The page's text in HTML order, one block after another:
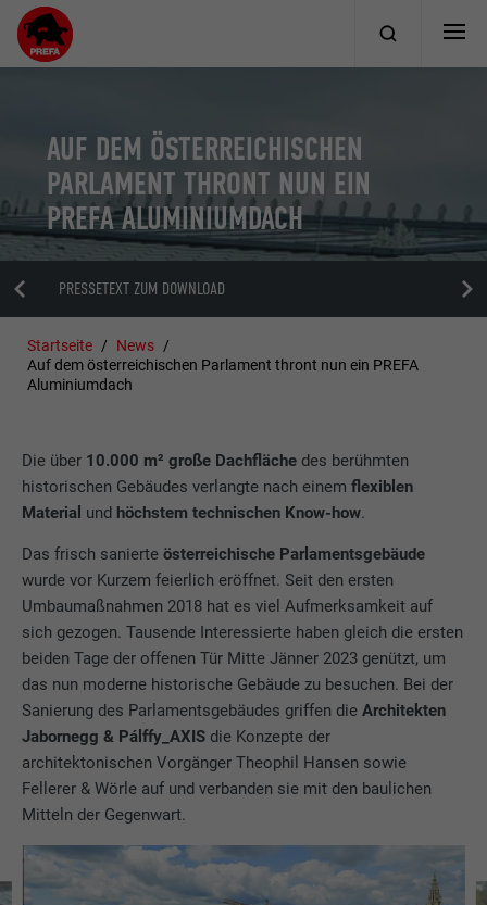
AUF DEM ÖSTERREICHISCHEN
PARLAMENT THRONT NUN EIN
PREFA ALUMINIUMDACH
PRESSETEXT ZUM DOWNLOAD
Startseite
News
Auf dem österreichischen Parlament thront nun ein PREFA
Aluminiumdach
Die über 10.000 m² große Dachfläche des berühmten
historischen Gebäudes verlangte nach einemflexiblen
Material und höchstem technischen Know-how.
Das frisch sanierteösterreichische Parlamentsgebäude
wurde vor Kurzem feierlich eröffnet. Seit den ersten
Umbaumaßnahmen 2018 hat es viel Aufmerksamkeit auf
sich gezogen. Tausende Interessierte haben gleich die ersten
beiden Tage der offenen Tür Mitte Jänner 2023 genützt, um
das nun moderne historische Gebäude zu besuchen. Bei der
Sanierung des Parlamentsgebäudes griffen dieArchitekten
Jabornegg & Pálffy_AXIS die Konzepte der
architektonischen Vorgänger Theophil Hansen sowie
Fellerer & Wörle auf und verbanden sie mit den baulichen
Mitteln der Gegenwart.